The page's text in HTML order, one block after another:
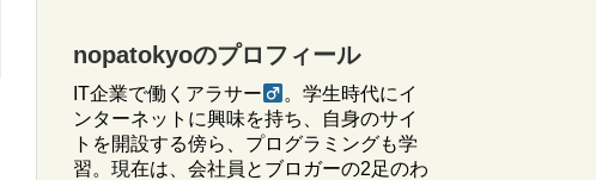
nopatokyoのプロフィール
IT企業で働くアラサー
。学生時代にイ
ンターネットに興味を持ち、自身のサイ
トを開設する傍ら、プログラミングも学
習。現在は、会社員とブロガーの2足のわ